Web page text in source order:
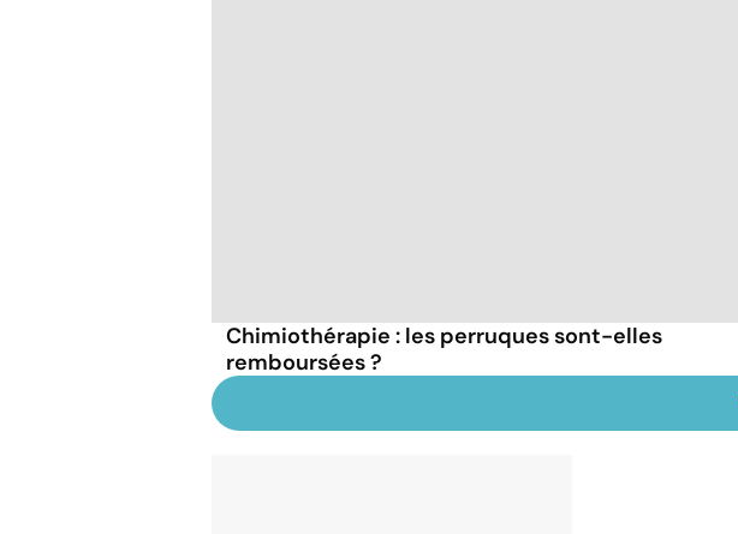
Chimiothérapie : les perruques sont-elles
remboursées ?